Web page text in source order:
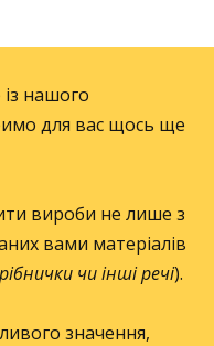
нашого
для вас щось ще
вироби не лише з
вами матеріалів
чи інші речі).
значення,